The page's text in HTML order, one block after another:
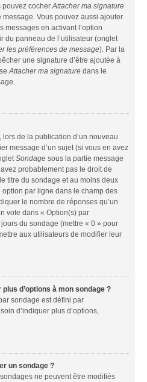
pouvez cocherAttacher ma signature
Vous pouvez aussi ajouter
messages en activant l’option
du panneau de l’utilisateur (onglet
les préférences de message). Par la
une signature d’être ajoutée à
Attacher ma signature dans le
de la publication d’un nouveau
message d’un sujet (si vous en avez
Sondage sous la partie message
probablement pas le droit de
titre du sondage et au moins deux
par ligne dans le champ des
le nombre de réponses qu’un
vote dans « Option(s) par
du sondage (mettre « 0 » pour
aux utilisateurs de modifier leur
d’options à mon sondage ?
sondage est défini par
d’indiquer plus d’options,
un sondage ?
ne peuvent être modifiés